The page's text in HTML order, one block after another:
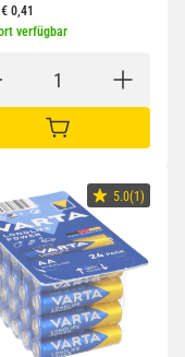
€ 0,41
verfügbar
IN DEN WARENKORB
5.0(1)